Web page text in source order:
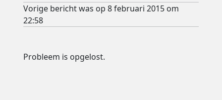
Vorige bericht was op 8 februari 2015 om
22:58
Probleem is opgelost.